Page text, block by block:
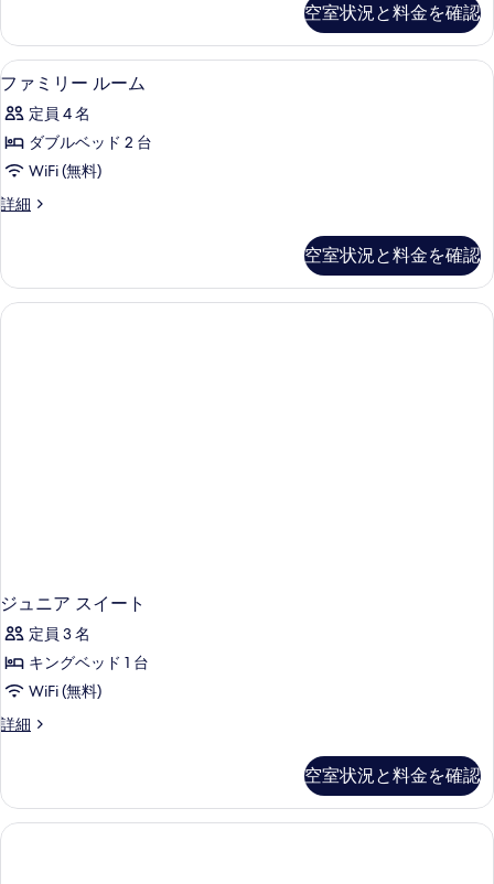
示
す
る
ム
の
す
べ
て
の
写
表
示
ス
ル
ー
の
詳
空室状況と料金を確認
フ
ァ
ミ
リ
ー
ル
ム
の
る
アイロン / アイロン台、WiFi (無料)
2
ファミリー ルーム
定員 4 名
ダブルベッド 2 台
WiFi (無料)
詳細
フ
ー
ル
ー
空室状況と料金を確認
ジュニア スイート
定員 3 名
キングベッド 1 台
WiFi (無料)
詳細
ジ
ス
イ
ー
空室状況と料金を確認